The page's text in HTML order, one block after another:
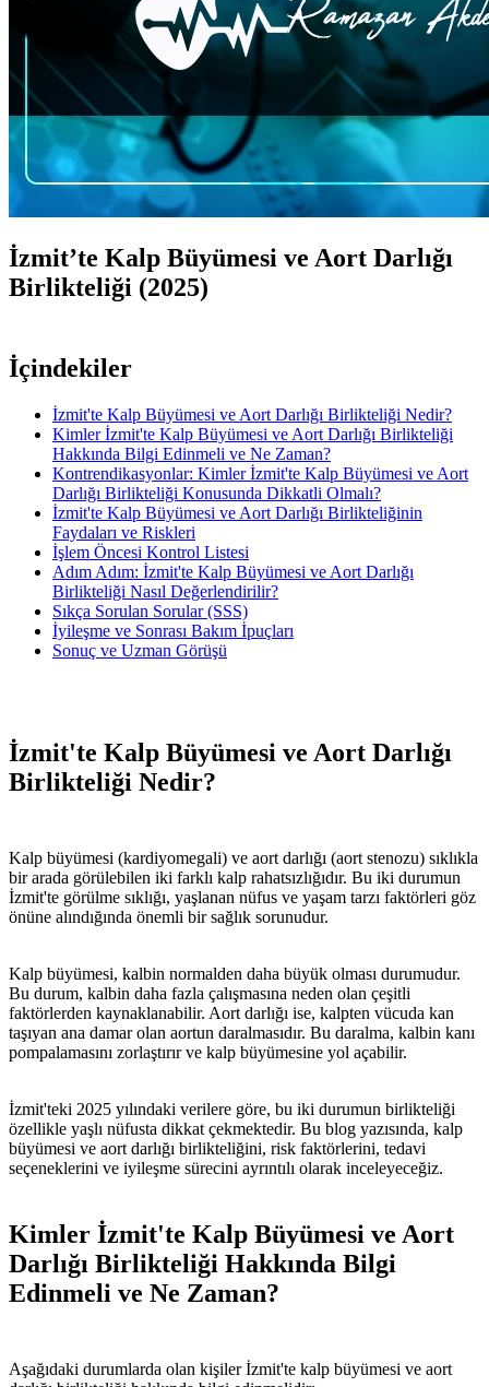
İzmit’te Kalp Büyümesi ve Aort Darlığı
Birlikteliği (2025)
İçindekiler
İzmit'te Kalp Büyümesi ve Aort Darlığı Birlikteliği Nedir?
Kimler İzmit'te Kalp Büyümesi ve Aort Darlığı Birlikteliği
Hakkında Bilgi Edinmeli ve Ne Zaman?
Kontrendikasyonlar: Kimler İzmit'te Kalp Büyümesi ve Aort
Darlığı Birlikteliği Konusunda Dikkatli Olmalı?
İzmit'te Kalp Büyümesi ve Aort Darlığı Birlikteliğinin
Faydaları ve Riskleri
İşlem Öncesi Kontrol Listesi
Adım Adım: İzmit'te Kalp Büyümesi ve Aort Darlığı
Birlikteliği Nasıl Değerlendirilir?
Sıkça Sorulan Sorular (SSS)
İyileşme ve Sonrası Bakım İpuçları
Sonuç ve Uzman Görüşü
İzmit'te Kalp Büyümesi ve Aort Darlığı
Birlikteliği Nedir?
Kalp büyümesi (kardiyomegali) ve aort darlığı (aort stenozu) sıklıkla
bir arada görülebilen iki farklı kalp rahatsızlığıdır. Bu iki durumun
İzmit'te görülme sıklığı, yaşlanan nüfus ve yaşam tarzı faktörleri göz
önüne alındığında önemli bir sağlık sorunudur.
Kalp büyümesi, kalbin normalden daha büyük olması durumudur.
Bu durum, kalbin daha fazla çalışmasına neden olan çeşitli
faktörlerden kaynaklanabilir. Aort darlığı ise, kalpten vücuda kan
taşıyan ana damar olan aortun daralmasıdır. Bu daralma, kalbin kanı
pompalamasını zorlaştırır ve kalp büyümesine yol açabilir.
İzmit'teki 2025 yılındaki verilere göre, bu iki durumun birlikteliği
özellikle yaşlı nüfusta dikkat çekmektedir. Bu blog yazısında, kalp
büyümesi ve aort darlığı birlikteliğini, risk faktörlerini, tedavi
seçeneklerini ve iyileşme sürecini ayrıntılı olarak inceleyeceğiz.
Kimler İzmit'te Kalp Büyümesi ve Aort
Darlığı Birlikteliği Hakkında Bilgi
Edinmeli ve Ne Zaman?
Aşağıdaki durumlarda olan kişiler İzmit'te kalp büyümesi ve aort